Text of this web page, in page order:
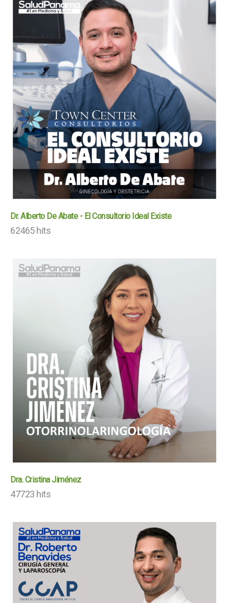
Dr. Alberto De Abate - El Consultorio Ideal Existe
62465 hits
Dra. Cristina Jiménez
47723 hits